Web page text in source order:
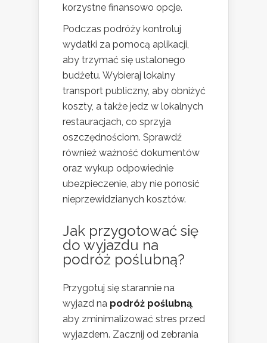
korzystne finansowo opcje.
Podczas podróży kontroluj
wydatki za pomocą aplikacji,
aby trzymać się ustalonego
budżetu. Wybieraj lokalny
transport publiczny, aby obniżyć
koszty, a także jedz w lokalnych
restauracjach, co sprzyja
oszczędnościom. Sprawdź
również ważność dokumentów
oraz wykup odpowiednie
ubezpieczenie, aby nie ponosić
nieprzewidzianych kosztów.
Jak przygotować się
do wyjazdu na
podróż poślubną?
Przygotuj się starannie na
wyjazd na podróż poślubną
aby zminimalizować stres przed
wyjazdem. Zacznij od zebrania